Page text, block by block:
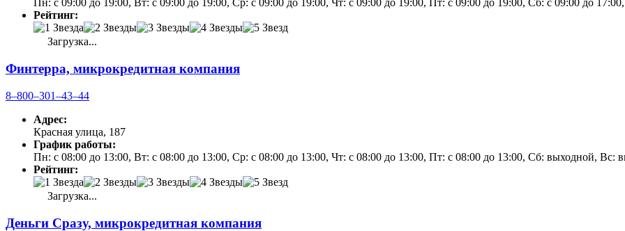
Пн: с 09:00 до 19:00, Вт: с 09:00 до 19:00, Ср: с 09:00 до 19:00, Чт: с 09:00 до 19:00, Пт: с 09:00 до 19:00, Сб: с 09:00 до
Рейтинг:
Загрузка...
Финтерра, микрокредитная компания
8‒800‒301‒43‒44
Адрес:
Красная улица, 187
График работы:
Пн: с 08:00 до 13:00, Вт: с 08:00 до 13:00, Ср: с 08:00 до 13:00, Чт: с 08:00 до 13:00, Пт: с 08:00 до 13:00, Сб: выходной, Вс:
Рейтинг:
Загрузка...
Деньги Сразу, микрокредитная компания